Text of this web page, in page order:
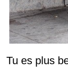
Tu es plus